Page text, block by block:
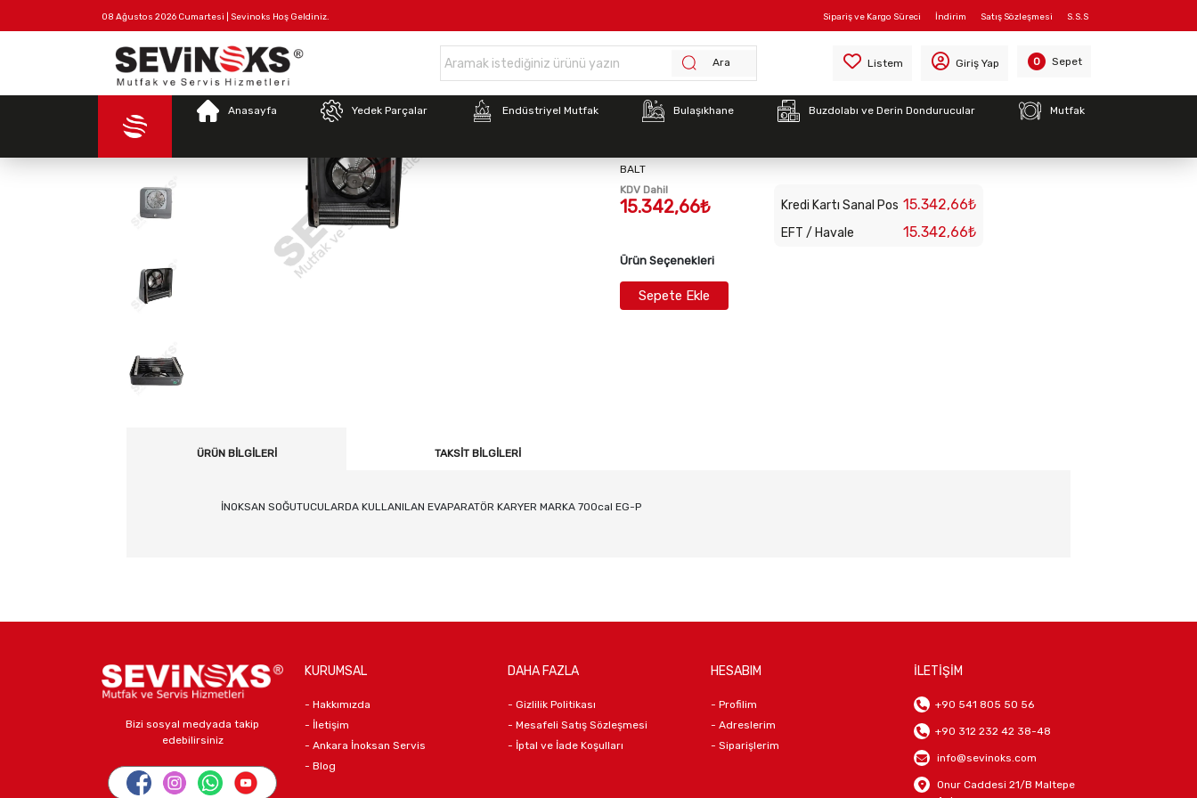
08 Ağustos 2026 Cumartesi | Sevinoks Hoş Geldiniz. S.S.S
Satış Sözleşmesi
İndirim
Sipariş ve Kargo Süreci
Ara Listem Giriş Yap 0 Sepet
Tüm
Hakkımızdaİletişim
Anasayfa
Yedek Parçalar Endüstriyel Mutfak Bulaşıkhane Buzdolabı ve Derin Dondurucular Mutfak
Stok Kodu:2011130318
İnoksan Soğutma Dolabı Evaparatörü
BALT
KDV Dahil
15.342,66₺ Kredi Kartı Sanal Pos 15.342,66₺
EFT / Havale 15.342,66₺
Ürün Seçenekleri
Sepete Ekle
ÜRÜN BILGILERI TAKSIT BILGILERI
İNOKSAN SOĞUTUCULARDA KULLANILAN EVAPARATÖR KARYER MARKA 700cal EG-P
Bizi sosyal medyada takip
edebilirsiniz
KURUMSAL
- Hakkımızda
- İletişim
- Ankara İnoksan Servis
- Blog
DAHA FAZLA
- Gizlilik Politikası
- Mesafeli Satış Sözleşmesi
- İptal ve İade Koşulları
HESABIM
- Profilim
- Adreslerim
- Siparişlerim
İLETİŞİM
+90 541 805 50 56
+90 312 232 42 38-48
info@sevinoks.com
Onur Caddesi 21/B Maltepe